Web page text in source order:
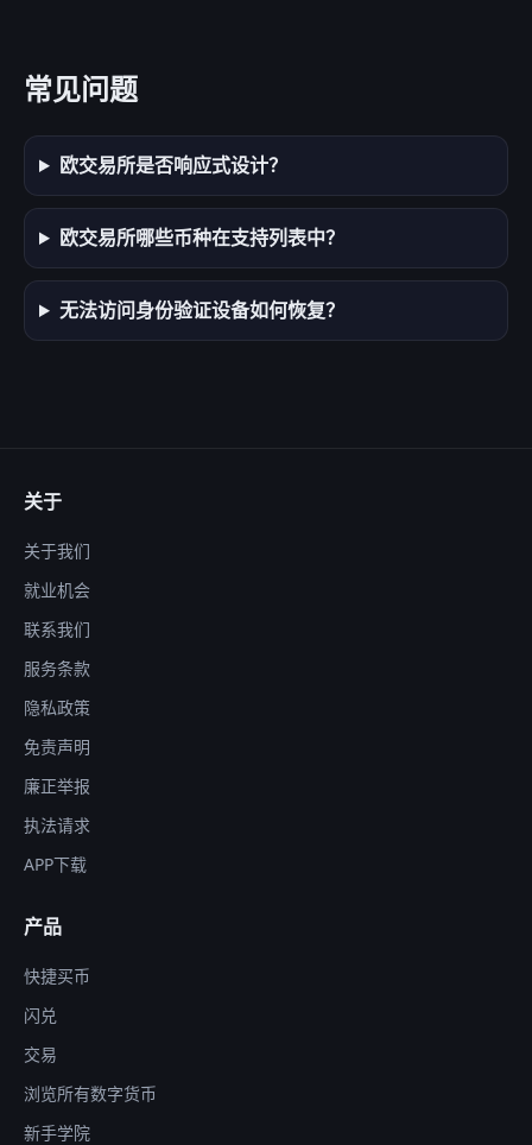
常见问题
欧交易所是否响应式设计？
欧交易所哪些币种在支持列表中？
无法访问身份验证设备如何恢复？
关于
关于我们
就业机会
联系我们
服务条款
隐私政策
免责声明
廉正举报
执法请求
APP下载
产品
快捷买币
闪兑
交易
浏览所有数字货币
新手学院